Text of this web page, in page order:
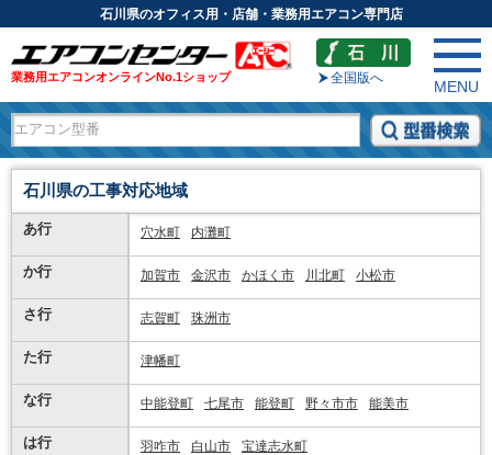
石川県のオフィス用・店舗・業務用エアコン専門店
業務用エアコンオンラインNo.1ショップ 全国版へ
MENU
石川県の工事対応地域
あ行 穴水町 内灘町
か行 加賀市 金沢市 かほく市 川北町 小松市
さ行 志賀町 珠洲市
た行 津幡町
な行 中能登町 七尾市 能登町 野々市市 能美市
は行 羽咋市 白山市 宝達志水町